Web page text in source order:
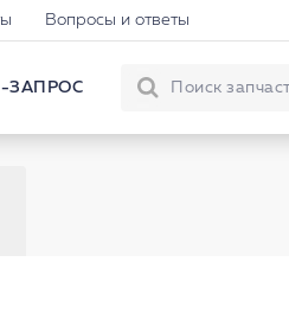
Вопросы и ответы
ЗАПРОС